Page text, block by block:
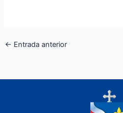
← Entrada anterior